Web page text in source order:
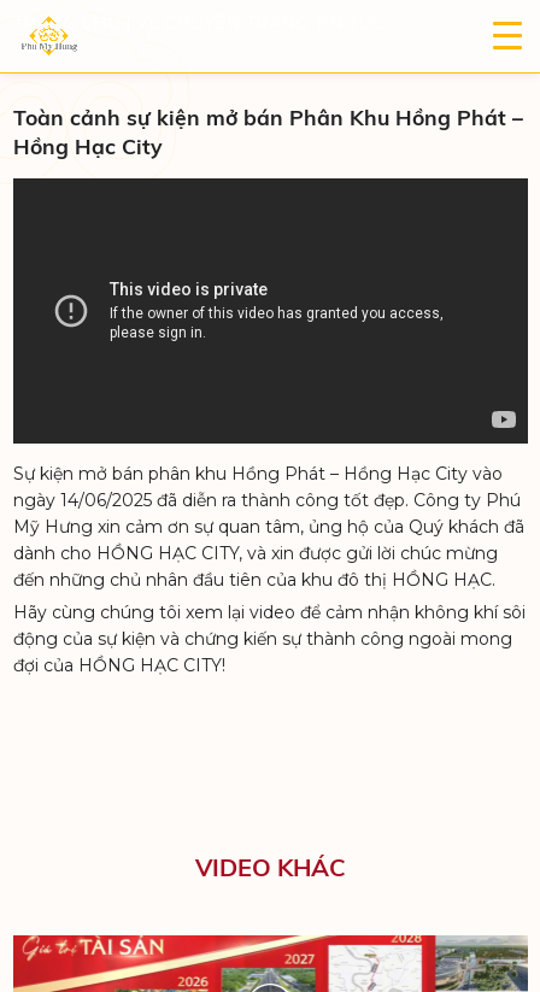
TRANG CHỦ
Toàn cảnh sự kiện mở bán Phân Khu Hồng Phát –
Hồng Hạc City
Sự kiện mở bán phân khu Hồng Phát – Hồng Hạc City vào
ngày 14/06/2025 đã diễn ra thành công tốt đẹp. Công ty Phú
Mỹ Hưng xin cảm ơn sự quan tâm, ủng hộ của Quý khách đã
dành cho HỒNG HẠC CITY, và xin được gửi lời chúc mừng
đến những chủ nhân đầu tiên của khu đô thị HỒNG HẠC.
Hãy cùng chúng tôi xem lại video để cảm nhận không khí sôi
động của sự kiện và chứng kiến sự thành công ngoài mong
đợi của HỒNG HẠC CITY!
VIDEO KHÁC